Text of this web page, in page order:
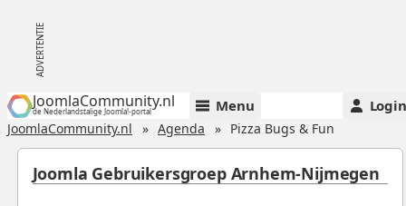
JoomlaCommunity.nl
de Nederlandstalige Joomla!-portal Menu Login
JoomlaCommunity.nl Agenda Pizza Bugs & Fun
Joomla Gebruikersgroep Arnhem-Nijmegen